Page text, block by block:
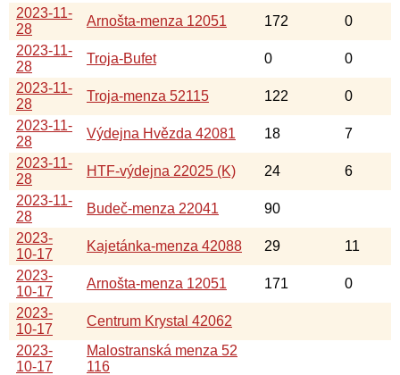
2023-11-
28
Arnošta-menza 12051 172
0
2023-11-
28
Troja-Bufet 0
0
2023-11-
28
Troja-menza 52115 122
0
2023-11-
28
Výdejna Hvězda 42081 18
7
2023-11-
28
HTF-výdejna 22025 (K) 24
6
2023-11-
28
Budeč-menza 22041
90
2023-
10-17
Kajetánka-menza 42088 29
11
2023-
10-17
Arnošta-menza 12051 171
0
2023-
10-17
Centrum Krystal 42062
2023-
10-17
Malostranská menza 52
116